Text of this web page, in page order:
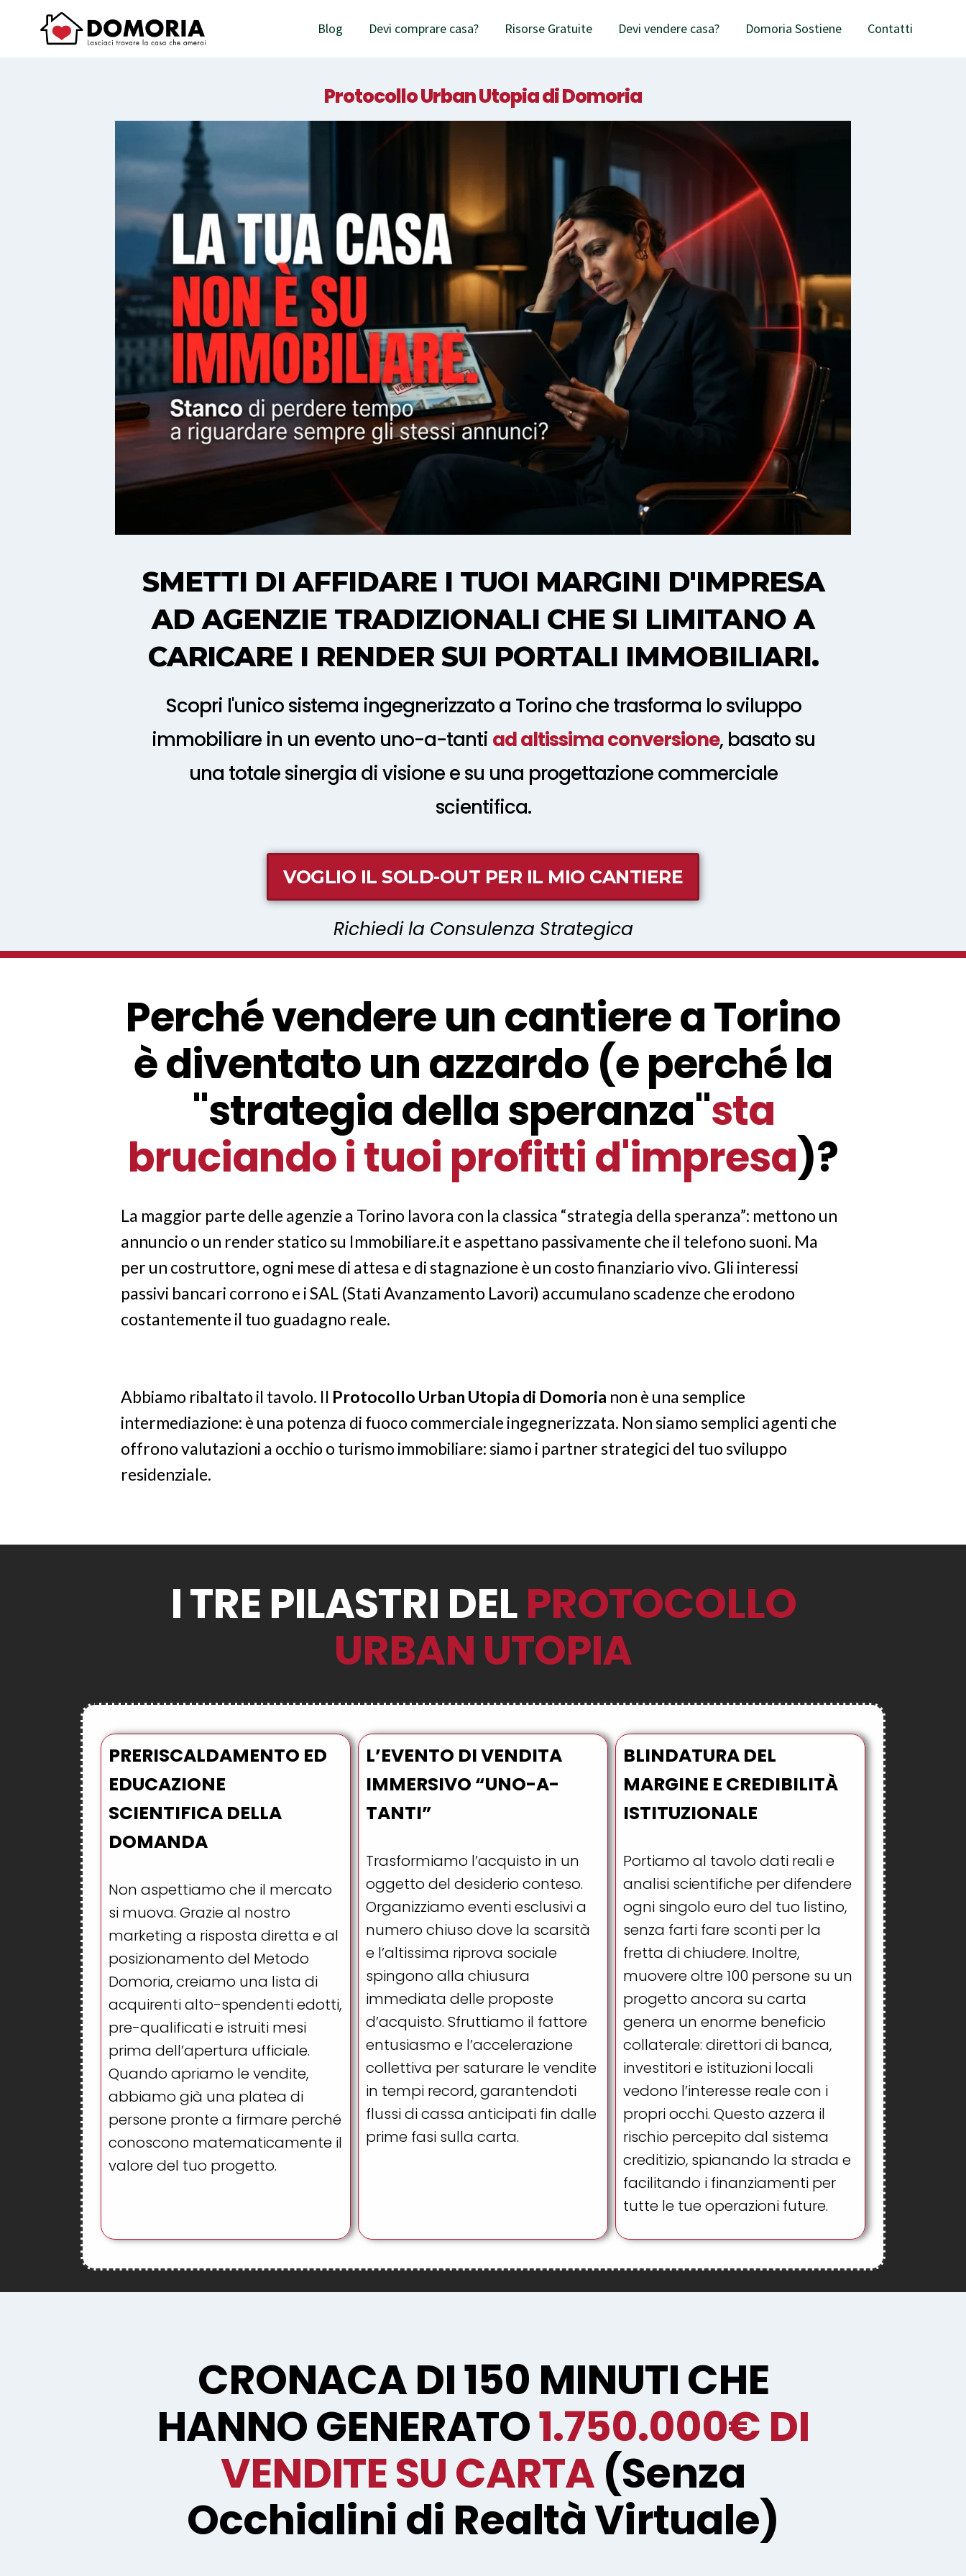
Blog Devi comprare casa? Risorse Gratuite Devi vendere casa? Domoria Sostiene Contatti
Protocollo Urban Utopia di Domoria
SMETTI DI AFFIDARE I TUOI MARGINI D'IMPRESA
AD AGENZIE TRADIZIONALI CHE SI LIMITANO A
CARICARE I RENDER SUI PORTALI IMMOBILIARI.
Scopri l'unico sistema ingegnerizzato a Torino che trasforma lo sviluppo
immobiliare in un evento uno-a-tanti ad altissima conversione, basato su
una totale sinergia di visione e su una progettazione commerciale
scientifica.
VOGLIO IL SOLD-OUT PER IL MIO CANTIERE
Richiedi la Consulenza Strategica
Perché vendere un cantiere a Torino
è diventato un azzardo (e perché la
"strategia della speranza"sta
bruciando i tuoi profitti d'impresa)?
La maggior parte delle agenzie a Torino lavora con la classica “strategia della speranza”: mettono un
annuncio o un render statico su Immobiliare.it e aspettano passivamente che il telefono suoni. Ma
per un costruttore, ogni mese di attesa e di stagnazione è un costo finanziario vivo. Gli interessi
passivi bancari corrono e i SAL (Stati Avanzamento Lavori) accumulano scadenze che erodono
costantemente il tuo guadagno reale.
Abbiamo ribaltato il tavolo. Il Protocollo Urban Utopia di Domoria non è una semplice
intermediazione: è una potenza di fuoco commerciale ingegnerizzata. Non siamo semplici agenti che
offrono valutazioni a occhio o turismo immobiliare: siamo i partner strategici del tuo sviluppo
residenziale.
I TRE PILASTRI DELPROTOCOLLO
URBAN UTOPIA
PRERISCALDAMENTO ED
EDUCAZIONE
SCIENTIFICA DELLA
DOMANDA
Non aspettiamo che il mercato
si muova. Grazie al nostro
marketing a risposta diretta e al
posizionamento del Metodo
Domoria, creiamo una lista di
acquirenti alto-spendenti edotti,
pre-qualificati e istruiti mesi
prima dell’apertura ufficiale.
Quando apriamo le vendite,
abbiamo già una platea di
persone pronte a firmare perché
conoscono matematicamente il
valore del tuo progetto.
L’EVENTO DI VENDITA
IMMERSIVO “UNO-A-
TANTI”
Trasformiamo l’acquisto in un
oggetto del desiderio conteso.
Organizziamo eventi esclusivi a
numero chiuso dove la scarsità
e l’altissima riprova sociale
spingono alla chiusura
immediata delle proposte
d’acquisto. Sfruttiamo il fattore
entusiasmo e l’accelerazione
collettiva per saturare le vendite
in tempi record, garantendoti
flussi di cassa anticipati fin dalle
prime fasi sulla carta.
BLINDATURA DEL
MARGINE E CREDIBILITÀ
ISTITUZIONALE
Portiamo al tavolo dati reali e
analisi scientifiche per difendere
ogni singolo euro del tuo listino,
senza farti fare sconti per la
fretta di chiudere. Inoltre,
muovere oltre 100 persone su un
progetto ancora su carta
genera un enorme beneficio
collaterale: direttori di banca,
investitori e istituzioni locali
vedono l’interesse reale con i
propri occhi. Questo azzera il
rischio percepito dal sistema
creditizio, spianando la strada e
facilitando i finanziamenti per
tutte le tue operazioni future.
CRONACA DI 150 MINUTI CHE
HANNO GENERATO1.750.000€ DI
VENDITE SU CARTA (Senza
Occhialini di Realtà Virtuale)